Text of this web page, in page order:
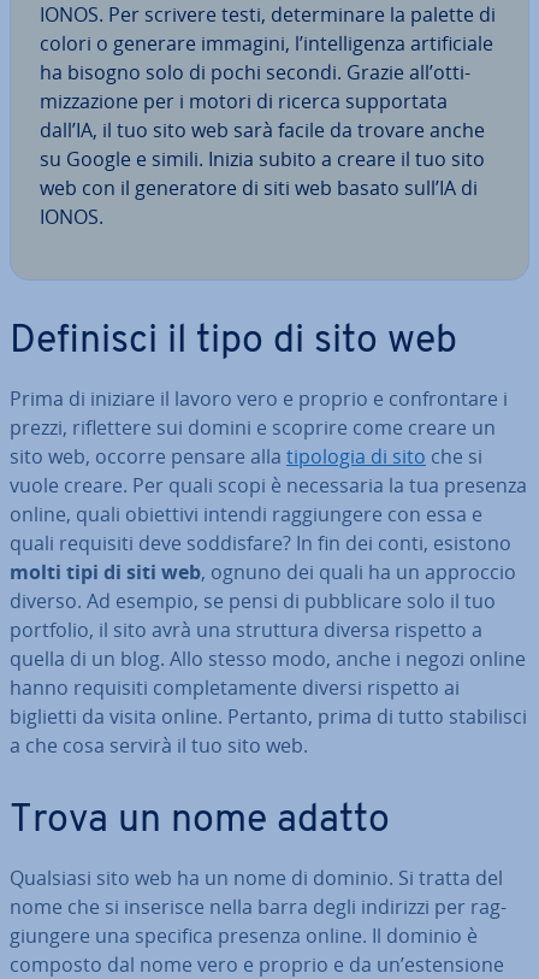
IONOS. Per scrivere testi, de­ter­mi­na­re la palette di
colori o generare immagini, l’in­tel­li­gen­za ar­ti­fi­cia­le
ha bisogno solo di pochi secondi. Grazie all’ot­ti­
miz­za­zio­ne per i motori di ricerca sup­por­ta­ta
dall’IA, il tuo sito web sarà facile da trovare anche
su Google e simili. Inizia subito a creare il tuo sito
web con il ge­ne­ra­to­re di siti web basato sull’IA di
IONOS.
Definisci il tipo di sito web
Prima di iniziare il lavoro vero e proprio e con­fron­ta­re i
prezzi, ri­flet­te­re sui domini e scoprire come creare un
sito web, occorre pensare alla tipologia di sito che si
vuole creare. Per quali scopi è ne­ces­sa­ria la tua presenza
online, quali obiettivi intendi rag­giun­ge­re con essa e
quali requisiti deve sod­di­sfa­re? In fin dei conti, esistono
molti tipi di siti web, ognuno dei quali ha un approccio
diverso. Ad esempio, se pensi di pub­bli­ca­re solo il tuo
portfolio, il sito avrà una struttura diversa rispetto a
quella di un blog. Allo stesso modo, anche i negozi online
hanno requisiti com­ple­ta­men­te diversi rispetto ai
biglietti da visita online. Pertanto, prima di tutto sta­bi­li­sci
a che cosa servirà il tuo sito web.
Trova un nome adatto
Qualsiasi sito web ha un nome di dominio. Si tratta del
nome che si inserisce nella barra degli indirizzi per rag­
giun­ge­re una specifica presenza online. Il dominio è
composto dal nome vero e proprio e da un’esten­sio­ne